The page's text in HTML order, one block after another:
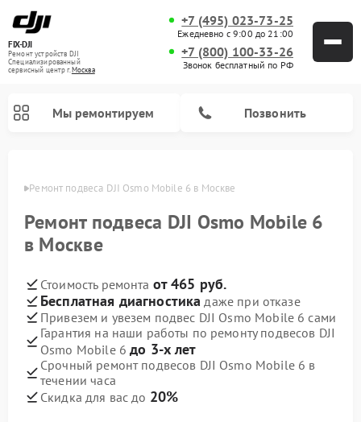
FIX-DJI
Ремонт устройств DJI
Специализированный
cервисный центр г.Москва
+7 (495) 023-73-25
Ежедневно с 9:00 до 21:00
+7 (800) 100-33-26
Звонок бесплатный по РФ
Мы ремонтируем Позвонить
Ремонт подвеса DJI Osmo Mobile 6 в Москве
Ремонт подвеса DJI Osmo Mobile 6
в Москве
Стоимость ремонта от 465 руб.
Бесплатная диагностика даже при отказе
Привезем и увезем подвес DJI Osmo Mobile 6 сами
Гарантия на наши работы по ремонту подвесов DJI
Osmo Mobile 6до 3-х лет
Срочный ремонт подвесов DJI Osmo Mobile 6 в
течении часа
Скидка для вас до 20%